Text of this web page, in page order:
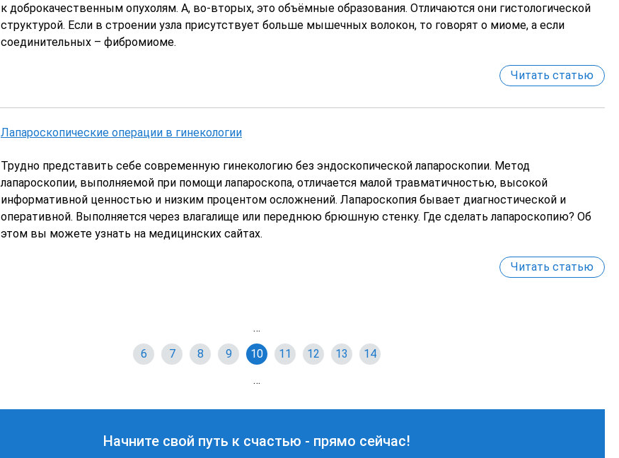
к доброкачественным опухолям. А, во-вторых, это объёмные образования. Отличаются они гистологической
структурой. Если в строении узла присутствует больше мышечных волокон, то говорят о миоме, а если
соединительных – фибромиоме.
Читать статью
Лапароскопические операции в гинекологии
Трудно представить себе современную гинекологию без эндоскопической лапароскопии. Метод
лапароскопии, выполняемой при помощи лапароскопа, отличается малой травматичностью, высокой
информативной ценностью и низким процентом осложнений. Лапароскопия бывает диагностической и
оперативной. Выполняется через влагалище или переднюю брюшную стенку. Где сделать лапароскопию? Об
этом вы можете узнать на медицинских сайтах.
Читать статью
…
6
7 8 9 10 11 12 13
14
…
Начните свой путь к счастью - прямо сейчас!